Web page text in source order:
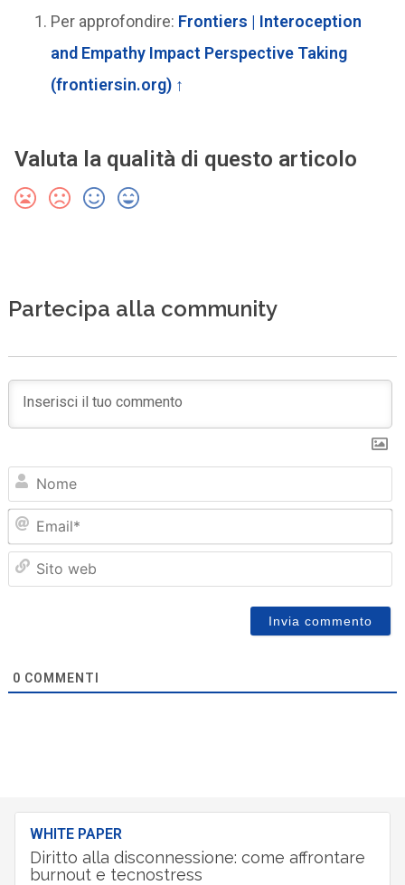
Per approfondire: Frontiers | Interoception
and Empathy Impact Perspective Taking
(frontiersin.org) ↑
Valuta la qualità di questo articolo
Partecipa alla community
0 COMMENTI
WHITE PAPER
Diritto alla disconnessione: come affrontare
burnout e tecnostress